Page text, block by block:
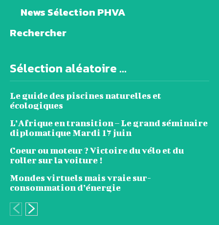
News Sélection PHVA
Rechercher
Sélection aléatoire ...
Le guide des piscines naturelles et
écologiques
L’Afrique en transition – Le grand séminaire
diplomatique Mardi 17 juin
Coeur ou moteur ? Victoire du vélo et du
roller sur la voiture !
Mondes virtuels mais vraie sur-
consommation d’énergie